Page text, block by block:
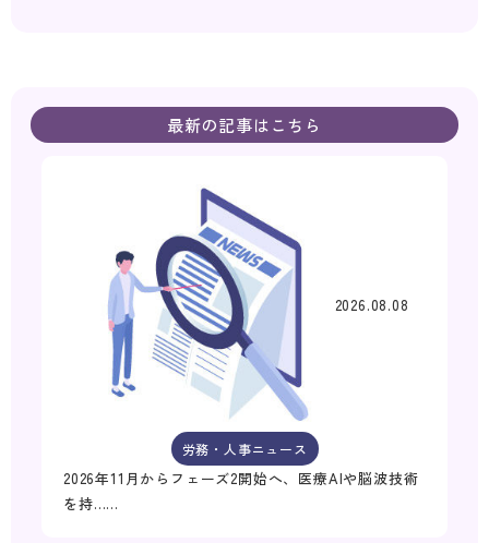
最新の記事はこちら
2026.08.08
労務・人事ニュース
2026年11月からフェーズ2開始へ、医療AIや脳波技術
を持……